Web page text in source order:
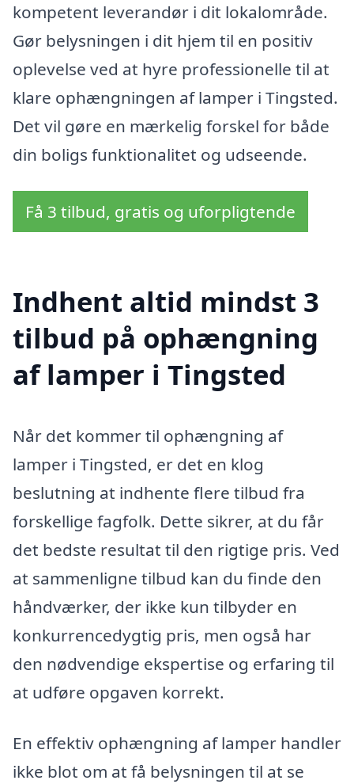
kompetent leverandør i dit lokalområde.
Gør belysningen i dit hjem til en positiv
oplevelse ved at hyre professionelle til at
klare ophængningen af lamper i Tingsted.
Det vil gøre en mærkelig forskel for både
din boligs funktionalitet og udseende.
Få 3 tilbud, gratis og uforpligtende
Indhent altid mindst 3
tilbud på ophængning
af lamper i Tingsted
Når det kommer til ophængning af
lamper i Tingsted, er det en klog
beslutning at indhente flere tilbud fra
forskellige fagfolk. Dette sikrer, at du får
det bedste resultat til den rigtige pris. Ved
at sammenligne tilbud kan du finde den
håndværker, der ikke kun tilbyder en
konkurrencedygtig pris, men også har
den nødvendige ekspertise og erfaring til
at udføre opgaven korrekt.
En effektiv ophængning af lamper handler
ikke blot om at få belysningen til at se